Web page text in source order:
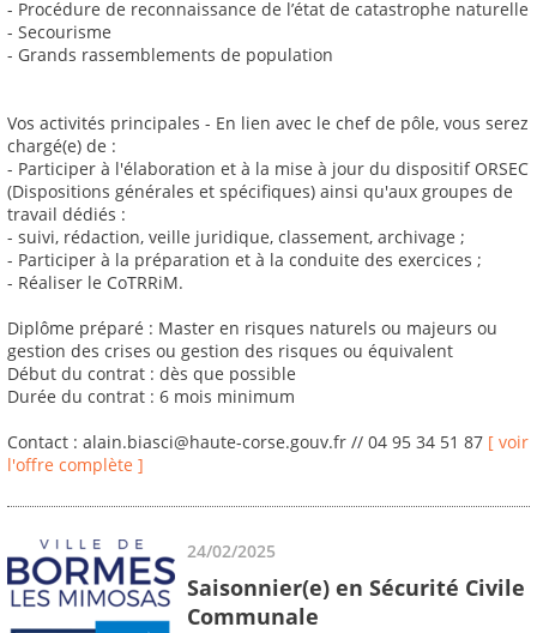
- Procédure de reconnaissance de l’état de catastrophe naturelle
- Secourisme
- Grands rassemblements de population
Vos activités principales - En lien avec le chef de pôle, vous serez
chargé(e) de :
- Participer à l'élaboration et à la mise à jour du dispositif ORSEC
(Dispositions générales et spécifiques) ainsi qu'aux groupes de
travail dédiés :
- suivi, rédaction, veille juridique, classement, archivage ;
- Participer à la préparation et à la conduite des exercices ;
- Réaliser le CoTRRiM.
Diplôme préparé : Master en risques naturels ou majeurs ou
gestion des crises ou gestion des risques ou équivalent
Début du contrat : dès que possible
Durée du contrat : 6 mois minimum
Contact : alain.biasci@haute-corse.gouv.fr // 04 95 34 51 87 [ voir
l'offre complète ]
24/02/2025
Saisonnier(e) en Sécurité Civile
Communale